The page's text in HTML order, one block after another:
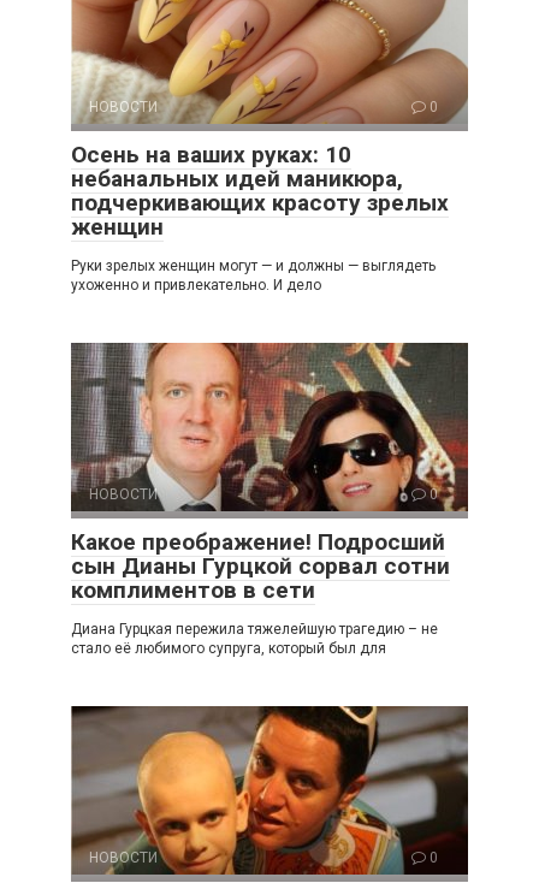
НОВОСТИ 0
Осень на ваших руках: 10
небанальных идей маникюра,
подчеркивающих красоту зрелых
женщин
Руки зрелых женщин могут — и должны — выглядеть
ухоженно и привлекательно. И дело
НОВОСТИ 0
Какое преображение! Подросший
сын Дианы Гурцкой сорвал сотни
комплиментов в сети
Диана Гурцкая пережила тяжелейшую трагедию – не
стало её любимого супруга, который был для
НОВОСТИ 0